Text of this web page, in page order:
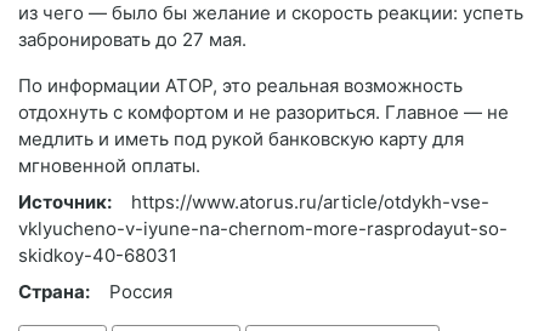
из чего — было бы желание и скорость реакции: успеть
забронировать до 27 мая.
По информации АТОР, это реальная возможность
отдохнуть с комфортом и не разориться. Главное — не
медлить и иметь под рукой банковскую карту для
мгновенной оплаты.
Источник:
https://www.atorus.ru/article/otdykh-vse-
vklyucheno-v-iyune-na-chernom-more-rasprodayut-so-
skidkoy-40-68031
Страна:
Россия